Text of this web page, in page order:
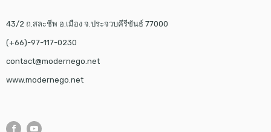
43/2 ถ.สละชีพ อ.เมือง จ.ประจวบคีรีขันธ์ 77000
(+66)-97-117-0230
contact@modernego.net
www.modernego.net